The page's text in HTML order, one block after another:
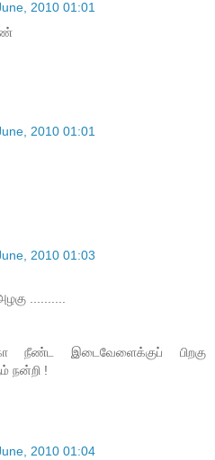
2010 01:01
2010 01:01
2010 01:03
..........
நீண்ட இடைவேளைக்குப் பிறகு
நன்றி !
2010 01:04